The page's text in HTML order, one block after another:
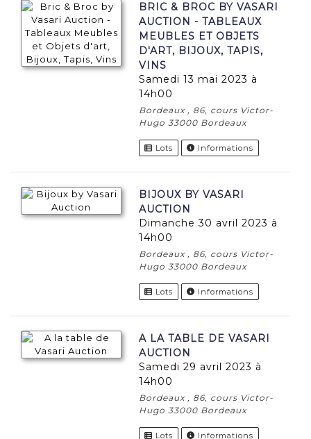
BRIC & BROC BY VASARI
AUCTION - TABLEAUX
MEUBLES ET OBJETS
D'ART, BIJOUX, TAPIS,
VINS
samedi 13 mai 2023 à
14h00
Bordeaux , 86, cours Victor-
Hugo 33000 Bordeaux
Lots Informations
BIJOUX BY VASARI
AUCTION
dimanche 30 avril 2023 à
14h00
Bordeaux , 86, cours Victor-
Hugo 33000 Bordeaux
Lots Informations
A LA TABLE DE VASARI
AUCTION
samedi 29 avril 2023 à
14h00
Bordeaux , 86, cours Victor-
Hugo 33000 Bordeaux
Lots Informations